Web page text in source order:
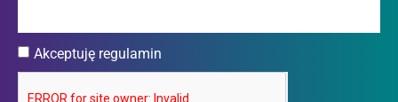
Akceptuję regulamin